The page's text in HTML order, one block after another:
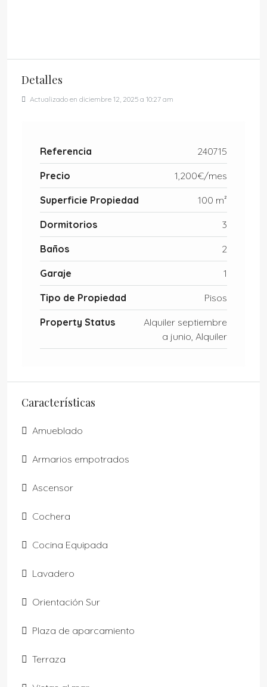
Detalles
Actualizado en diciembre 12, 2025 a 10:27 am
Referencia 240715
Precio 1,200€/mes
Superficie Propiedad 100 m²
Dormitorios 3
Baños 2
Garaje 1
Tipo de Propiedad Pisos
Property Status
Alquiler septiembre
a junio, Alquiler
Características
Amueblado
Armarios empotrados
Ascensor
Cochera
Cocina Equipada
Lavadero
Orientación Sur
Plaza de aparcamiento
Terraza